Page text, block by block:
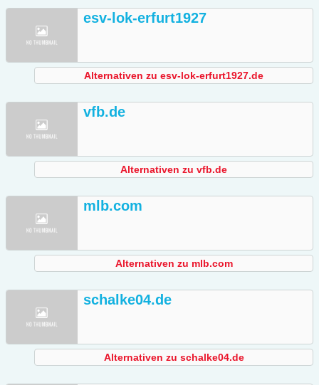
esv-lok-erfurt1927
Alternativen zu esv-lok-erfurt1927.de
vfb.de
Alternativen zu vfb.de
mlb.com
Alternativen zu mlb.com
schalke04.de
Alternativen zu schalke04.de